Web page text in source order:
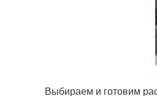
Выбираем и готовим